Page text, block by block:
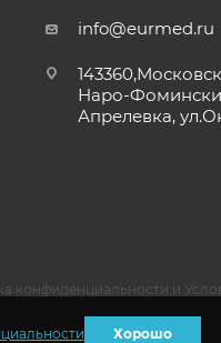
info@eurmed.ru
Наро-
Апрелевка,
конфиденциальности и
Хорошо